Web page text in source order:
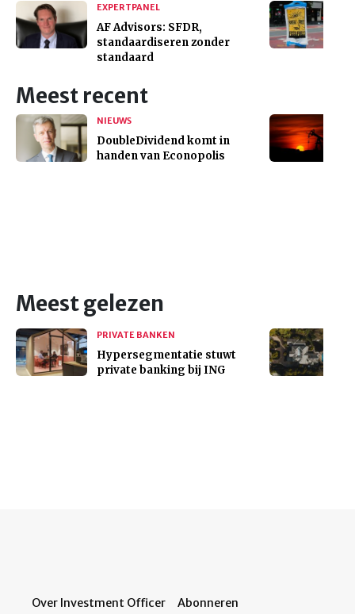
EXPERTPANEL
AF Advisors: SFDR,
standaardiseren zonder
standaard
Meest recent
NIEUWS
DoubleDividend komt in
handen van Econopolis
Meest gelezen
PRIVATE BANKEN
Hypersegmentatie stuwt
private banking bij ING
Over Investment Officer Abonneren